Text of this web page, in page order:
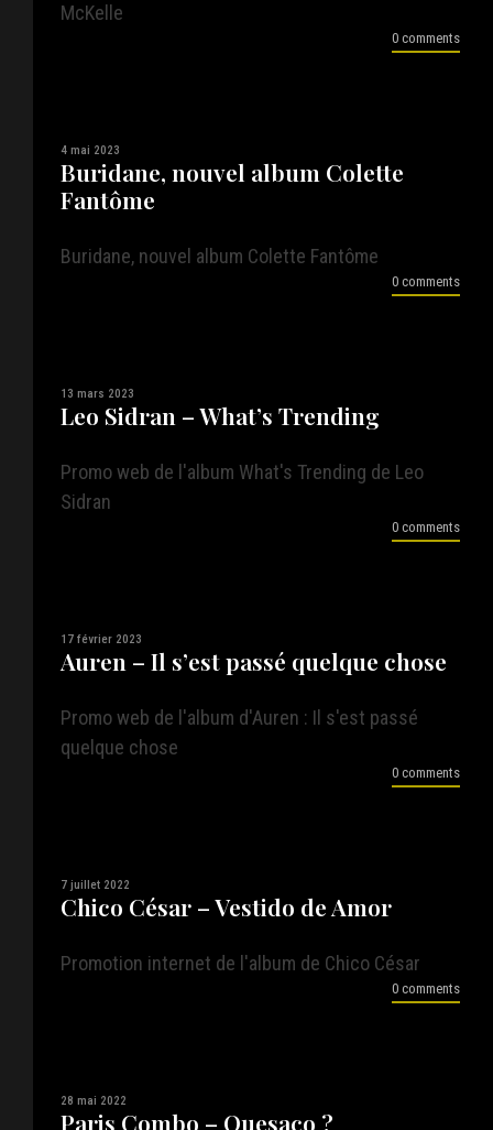
McKelle
0 comments
4 mai 2023
Buridane, nouvel album Colette
Fantôme
Buridane, nouvel album Colette Fantôme
0 comments
13 mars 2023
Leo Sidran – What’s Trending
Promo web de l'album What's Trending de Leo
Sidran
0 comments
17 février 2023
Auren – Il s’est passé quelque chose
Promo web de l'album d'Auren : Il s'est passé
quelque chose
0 comments
7 juillet 2022
Chico César – Vestido de Amor
Promotion internet de l'album de Chico César
0 comments
28 mai 2022
Paris Combo – Quesaco ?